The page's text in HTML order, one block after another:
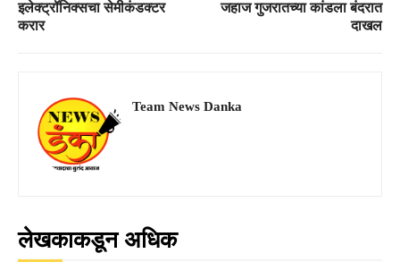
इलेक्ट्रॉनिक्सचा सेमीकंडक्टर
करार
जहाज गुजरातच्या कांडला बंदरात
दाखल
Team News Danka
लेखकाकडून अधिक